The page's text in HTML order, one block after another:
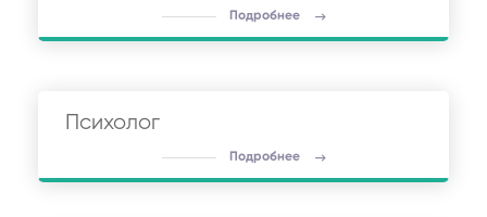
Подробнее
Психолог
Подробнее